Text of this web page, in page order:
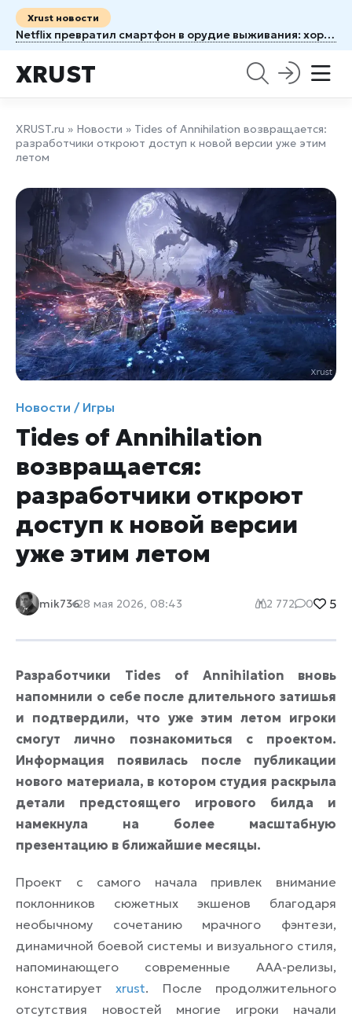
Xrust новости
Netflix превратил смартфон в орудие выживания: хоррор Unhinged заставляет бояться собственного телефона
XRUST
XRUST.ru » Новости » Tides of Annihilation возвращается:
разработчики откроют доступ к новой версии уже этим
летом
Новости / Игры
Tides of Annihilation
возвращается:
разработчики откроют
доступ к новой версии
уже этим летом
mik73628 мая 2026, 08:43 2 772 0 5
Разработчики Tides of Annihilation вновь
напомнили о себе после длительного затишья
и подтвердили, что уже этим летом игроки
смогут лично познакомиться с проектом.
Информация появилась после публикации
нового материала, в котором студия раскрыла
детали предстоящего игрового билда и
намекнула на более масштабную
презентацию в ближайшие месяцы.
Проект с самого начала привлек внимание
поклонников сюжетных экшенов благодаря
необычному сочетанию мрачного фэнтези,
динамичной боевой системы и визуального стиля,
напоминающего современные AAA-релизы,
констатируетxrust. После продолжительного
отсутствия новостей многие игроки начали